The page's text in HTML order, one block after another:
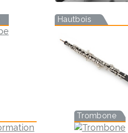
Hautbois
Trombone